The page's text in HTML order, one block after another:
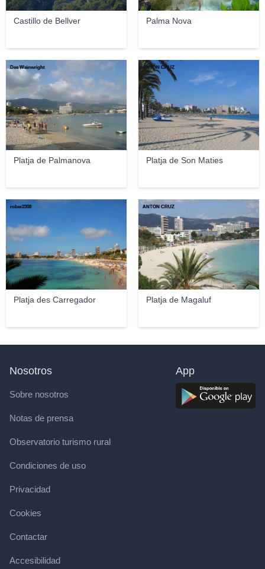
Castillo de Bellver Palma Nova
Platja de Palmanova
Dee Wainwright
Platja de Son Maties
ANTON CRUZ
Platja des Carregador
rober2308
Platja de Magaluf
ANTON CRUZ
Nosotros
Sobre nosotros
Notas de prensa
Observatorio turismo rural
Condiciones de uso
Privacidad
Cookies
Contactar
Accesibilidad
App